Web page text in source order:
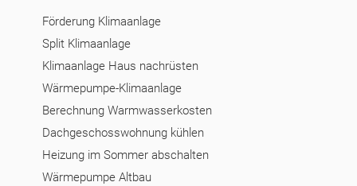
Förderung Klimaanlage
Split Klimaanlage
Klimaanlage Haus nachrüsten
Wärmepumpe-Klimaanlage
Berechnung Warmwasserkosten
Dachgeschosswohnung kühlen
Heizung im Sommer abschalten
Wärmepumpe Altbau